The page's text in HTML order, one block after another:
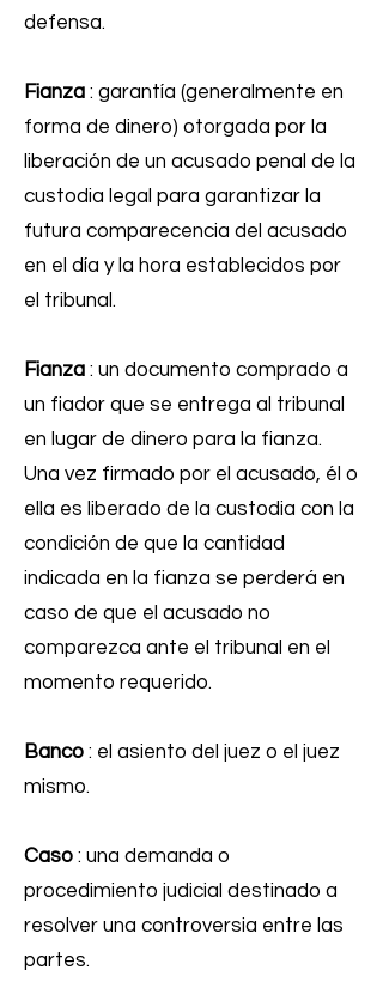
defensa.
Fianza : garantía (generalmente en
forma de dinero) otorgada por la
liberación de un acusado penal de la
custodia legal para garantizar la
futura comparecencia del acusado
en el día y la hora establecidos por
el tribunal.
Fianza : un documento comprado a
un fiador que se entrega al tribunal
en lugar de dinero para la fianza.
Una vez firmado por el acusado, él o
ella es liberado de la custodia con la
condición de que la cantidad
indicada en la fianza se perderá en
caso de que el acusado no
comparezca ante el tribunal en el
momento requerido.
Banco : el asiento del juez o el juez
mismo.
Caso : una demanda o
procedimiento judicial destinado a
resolver una controversia entre las
partes.